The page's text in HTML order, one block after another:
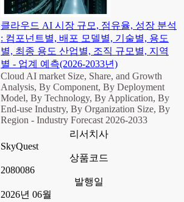
클라우드 AI 시장 규모, 점유율, 성장 분석
: 컴포넌트별, 배포 모델별, 기술별, 용도
별, 최종 용도 산업별, 조직 규모별, 지역
별 - 업계 예측(2026-2033년)
Cloud AI market Size, Share, and Growth
Analysis, By Component, By Deployment
Model, By Technology, By Application, By
End-use Industry, By Organization Size, By
Region - Industry Forecast 2026-2033
리서치사
SkyQuest
상품코드
2080086
발행일
2026년 06월